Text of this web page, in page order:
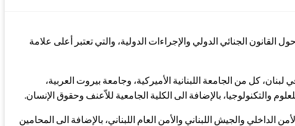
على معدل 94/100 في البرنامج المشترك بين الجامعات حول القانون الجنائي الدولي والإجراءات الدولية، والتي تعتبر أعلى علامة
كل من الجامعة اللبنانية الأميركية، وجامعة بيروت العربية،
والتكنولوجيا، بالإضافة الى الكلية الجامعية للاّعنف وحقوق الإنسان.
والجيش اللبناني والأمن العام اللبناني، بالإضافة الى المحامين